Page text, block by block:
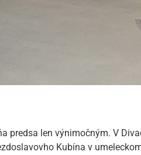
predsa len výnimočným. V
Kubína v